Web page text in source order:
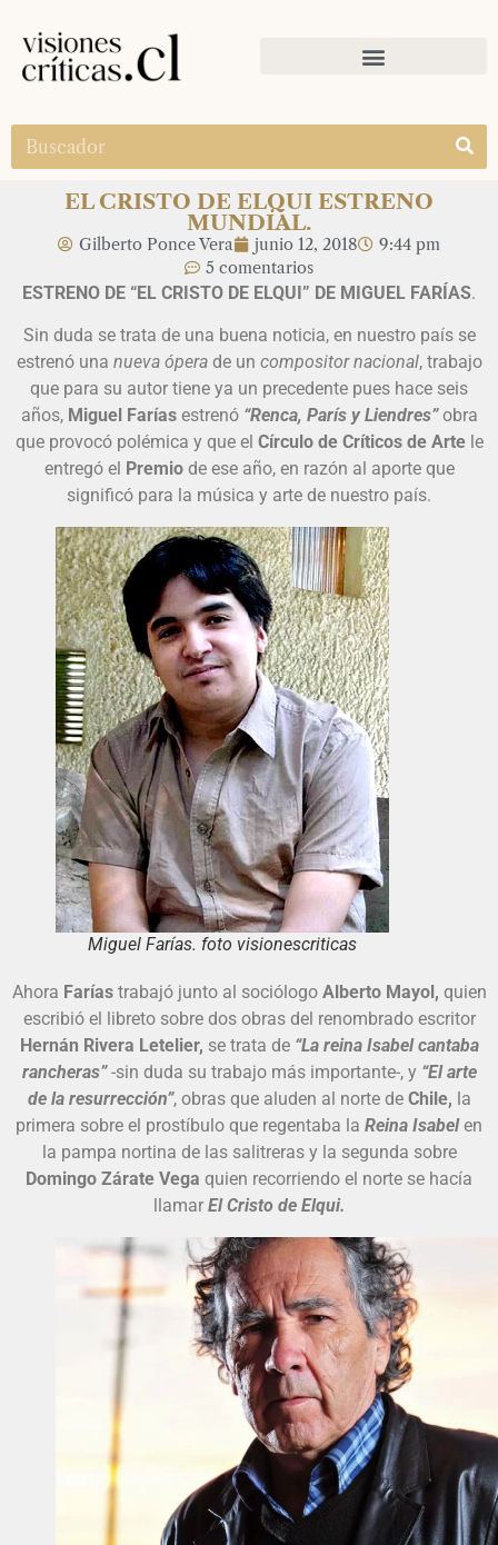
EL CRISTO DE ELQUI ESTRENO
MUNDIAL.
Gilberto Ponce Vera junio 12, 2018
9:44 pm
5 comentarios
ESTRENO DE “EL CRISTO DE ELQUI” DE MIGUEL FARÍAS.
Sin duda se trata de una buena noticia, en nuestro país se
estrenó una nueva óperade un compositor nacional, trabajo
que para su autor tiene ya un precedente pues hace seis
años, Miguel Faríasestrenó “Renca, París y Liendres”obra
que provocó polémica y que el Círculo de Críticos de Artele
entregó el Premiode ese año, en razón al aporte que
significó para la música y arte de nuestro país.
Miguel Farías. foto visionescriticas
Ahora Faríastrabajó junto al sociólogoAlberto Mayol, quien
escribió el libreto sobre dos obras del renombrado escritor
Hernán Rivera Letelier, se trata de “La reina Isabel cantaba
rancheras”-sin duda su trabajo más importante-, y “El arte
de la resurrección”, obras que aluden al norte de Chile, la
primera sobre el prostíbulo que regentaba la Reina Isabel en
la pampa nortina de las salitreras y la segunda sobre
Domingo Zárate Vega quien recorriendo el norte se hacía
llamar El Cristo de Elqui.